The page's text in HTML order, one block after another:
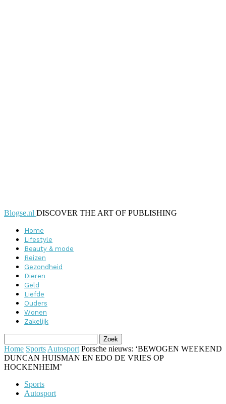
Blogse.nl DISCOVER THE ART OF PUBLISHING
Home
Lifestyle
Beauty & mode
Reizen
Gezondheid
Dieren
Geld
Liefde
Ouders
Wonen
Zakelijk
Home Sports Autosport Porsche nieuws: ‘BEWOGEN WEEKEND
DUNCAN HUISMAN EN EDO DE VRIES OP
HOCKENHEIM’
Sports
Autosport